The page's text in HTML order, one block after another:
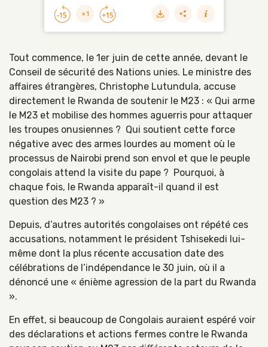
Tout commence, le 1er juin de cette année, devant le
Conseil de sécurité des Nations unies. Le ministre des
affaires étrangères, Christophe Lutundula, accuse
directement le Rwanda de soutenir le M23 : « Qui arme
le M23 et mobilise des hommes aguerris pour attaquer
les troupes onusiennes ? Qui soutient cette force
négative avec des armes lourdes au moment où le
processus de Nairobi prend son envol et que le peuple
congolais attend la visite du pape ? Pourquoi, à
chaque fois, le Rwanda apparaît-il quand il est
question des M23 ? »
Depuis, d’autres autorités congolaises ont répété ces
accusations, notamment le président Tshisekedi lui-
même dont la plus récente accusation date des
célébrations de l’indépendance le 30 juin, où il a
dénoncé une « énième agression de la part du Rwanda
».
En effet, si beaucoup de Congolais auraient espéré voir
des déclarations et actions fermes contre le Rwanda